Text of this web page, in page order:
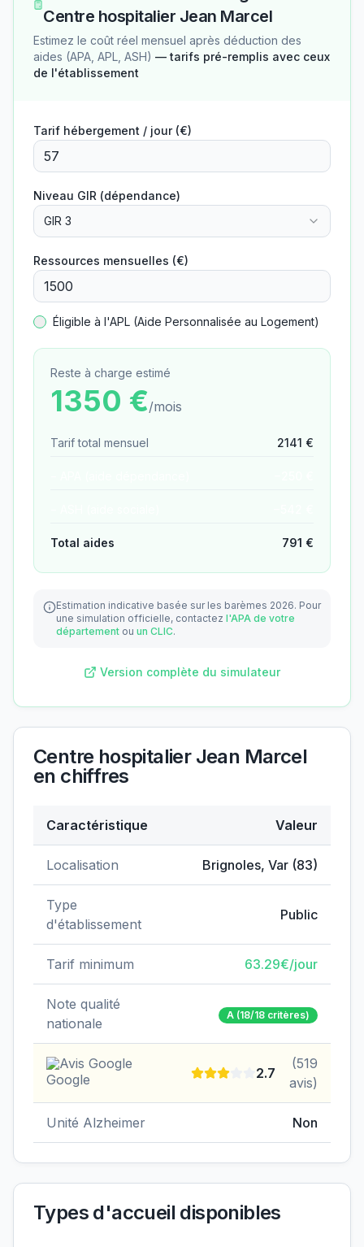
Centre hospitalier Jean Marcel
Estimez le coût réel mensuel après déduction des
aides (APA, APL, ASH) — tarifs pré-remplis avec ceux
de l'établissement
Tarif hébergement / jour (€)
Niveau GIR (dépendance)
GIR 3
Ressources mensuelles (€)
Éligible à l'APL (Aide Personnalisée au Logement)
Reste à charge estimé
1350 €/mois
Tarif total mensuel 2141 €
Total aides 791 €
Estimation indicative basée sur les barèmes 2026. Pour
une simulation officielle, contactez l'APA de votre
département ou un CLIC.
Version complète du simulateur
Centre hospitalier Jean Marcel
en chiffres
Caractéristique Valeur
Localisation Brignoles, Var (83)
Type
d'établissement
Public
Tarif minimum 63.29€/jour
Note qualité
nationale
A (18/18 critères)
Avis Google
2.7
(519
avis)
Unité Alzheimer Non
Types d'accueil disponibles